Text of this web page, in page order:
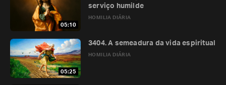
05:10
HOMILIA DIÁRIA
serviço humilde
05:25
HOMILIA DIÁRIA
3404. A semeadura da vida espiritual